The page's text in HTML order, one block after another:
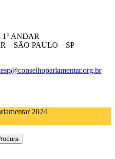
1° ANDAR
– SÃO PAULO – SP
2024